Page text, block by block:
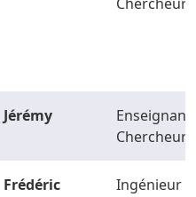
Chercheur
Jérémy
Enseignant-
Chercheur
Frédéric Ingénieur